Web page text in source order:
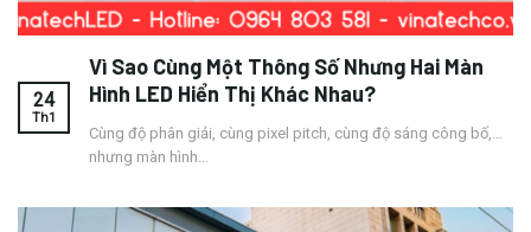
Vì Sao Cùng Một Thông Số Nhưng Hai Màn
Hình LED Hiển Thị Khác Nhau?
Cùng độ phân giải, cùng pixel pitch, cùng độ sáng công bố,…
nhưng màn hình...
24
Th1